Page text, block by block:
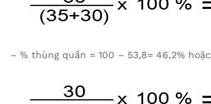
– % thùng quần = 100 – 53,8= 46,2% hoặc